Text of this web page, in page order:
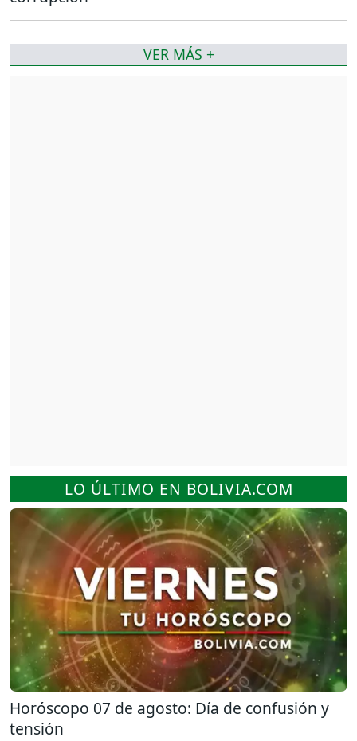
LO ÚLTIMO EN BOLIVIA.COM
Horóscopo 07 de agosto: Día de confusión y
tensión
VER MÁS +